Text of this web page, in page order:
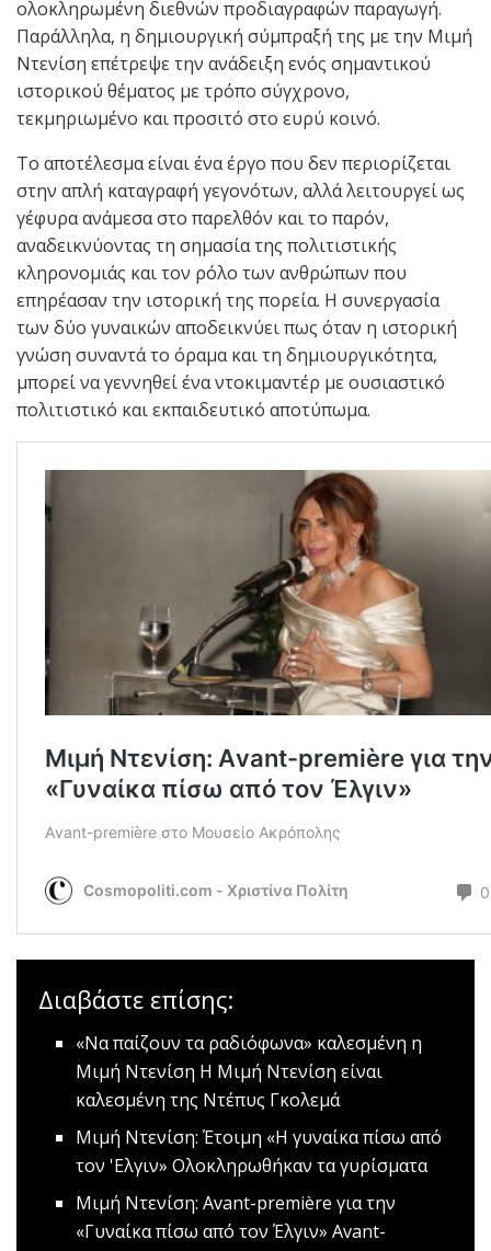
ολοκληρωμένη διεθνών προδιαγραφών παραγωγή.
Παράλληλα, η δημιουργική σύμπραξή της με την Μιμή
Ντενίση επέτρεψε την ανάδειξη ενός σημαντικού
ιστορικού θέματος με τρόπο σύγχρονο,
τεκμηριωμένο και προσιτό στο ευρύ κοινό.
Το αποτέλεσμα είναι ένα έργο που δεν περιορίζεται
στην απλή καταγραφή γεγονότων, αλλά λειτουργεί ως
γέφυρα ανάμεσα στο παρελθόν και το παρόν,
αναδεικνύοντας τη σημασία της πολιτιστικής
κληρονομιάς και τον ρόλο των ανθρώπων που
επηρέασαν την ιστορική της πορεία. Η συνεργασία
των δύο γυναικών αποδεικνύει πως όταν η ιστορική
γνώση συναντά το όραμα και τη δημιουργικότητα,
μπορεί να γεννηθεί ένα ντοκιμαντέρ με ουσιαστικό
πολιτιστικό και εκπαιδευτικό αποτύπωμα.
Διαβάστε επίσης:
«Να παίζουν τα ραδιόφωνα» καλεσμένη η
Μιμή Ντενίση Η Μιμή Ντενίση είναι
καλεσμένη της Ντέπυς Γκολεμά
Μιμή Ντενίση: Έτοιμη «Η γυναίκα πίσω από
τον 'Eλγιν» Ολοκληρωθήκαν τα γυρίσματα
Μιμή Ντενίση: Αvant-première για την
«Γυναίκα πίσω από τον Έλγιν» Αvant-